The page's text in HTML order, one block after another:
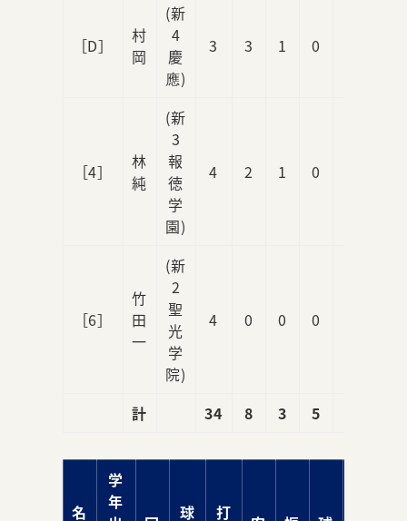
［D］
村
岡
(新
4
慶
應)
3 3 1 0
［4］
林
純
(新
3
報
徳
学
園)
4 2 1 0
［6］
竹
田
一
(新
2
聖
光
学
院)
4 0 0 0
計 34 8 3 5
名
学
年
球 打